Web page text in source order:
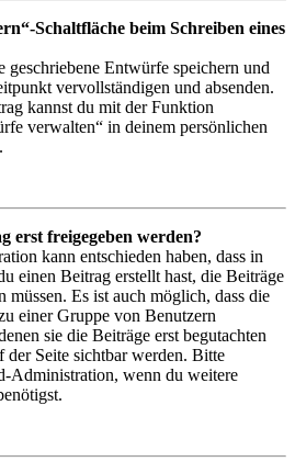
Schaltfläche beim Schreiben eines
geschriebene Entwürfe speichern und
vervollständigen und absenden.
kannst du mit der Funktion
verwalten“ in deinem persönlichen
erst freigegeben werden?
kann entschieden haben, dass in
einen Beitrag erstellt hast, die Beiträge
müssen. Es ist auch möglich, dass die
einer Gruppe von Benutzern
sie die Beiträge erst begutachten
der Seite sichtbar werden. Bitte
Administration, wenn du weitere